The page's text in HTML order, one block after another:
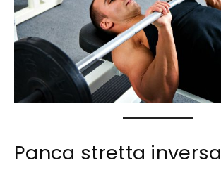
Panca stretta inversa